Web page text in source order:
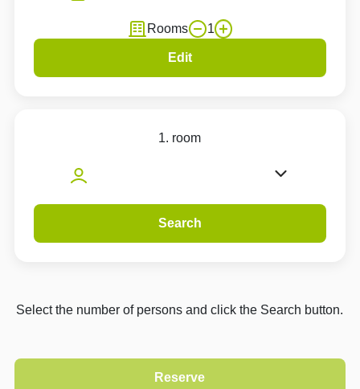
Rooms 1
Edit
1. room
Search
Select the number of persons and click the Search button.